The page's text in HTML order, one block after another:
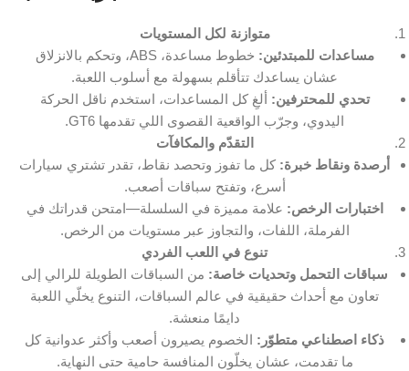
متوازنة لكل المستويات
مساعدات للمبتدئين:
خطوط مساعدة، ABS، وتحكم بالانزلاق
عشان يساعدك تتأقلم بسهولة مع أسلوب اللعبة.
تحدي للمحترفين: ألغِ كل المساعدات، استخدم ناقل الحركة
اليدوي، وجرّب الواقعية القصوى اللي تقدمها GT6.
التقدّم والمكافآت
أرصدة ونقاط خبرة: كل ما تفوز وتحصد نقاط، تقدر تشتري سيارات
أسرع، وتفتح سباقات أصعب.
اختبارات الرخص: علامة مميزة في السلسلة—امتحن قدراتك في
الفرملة، اللفات، والتجاوز عبر مستويات من الرخص.
تنوع في اللعب الفردي
سباقات التحمل وتحديات خاصة: من السباقات الطويلة للرالي إلى
تعاون مع أحداث حقيقية في عالم السباقات، التنوع يخلّي اللعبة
دايمًا منعشة.
ذكاء اصطناعي متطوّر: الخصوم يصيرون أصعب وأكثر عدوانية كل
ما تقدمت، عشان يخلّون المنافسة حامية حتى النهاية.